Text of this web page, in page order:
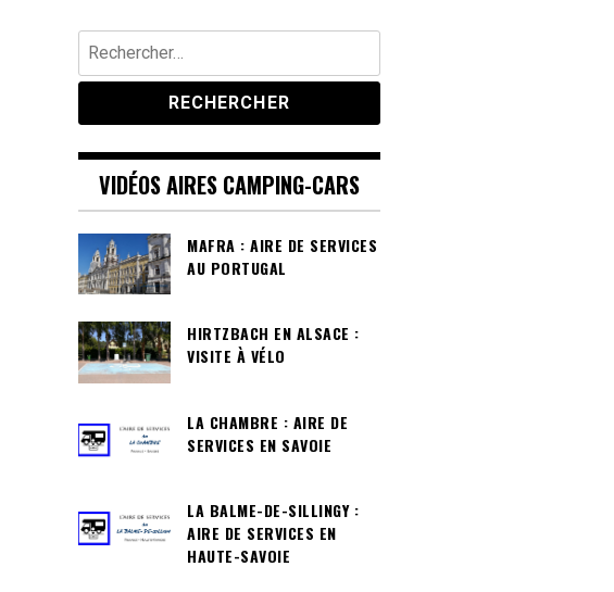
Rechercher :
VIDÉOS AIRES CAMPING-CARS
MAFRA : AIRE DE SERVICES
AU PORTUGAL
HIRTZBACH EN ALSACE :
VISITE À VÉLO
LA CHAMBRE : AIRE DE
SERVICES EN SAVOIE
LA BALME-DE-SILLINGY :
AIRE DE SERVICES EN
HAUTE-SAVOIE